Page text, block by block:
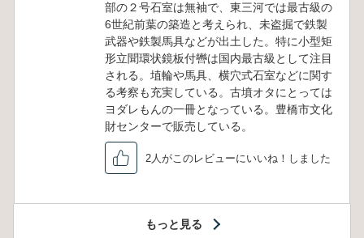
部の２号石室は無袖で、東三河では最古級の
6世紀前葉の築造と考えられ、未盗掘で鉄製
武器や鉄製馬具などが出土した。特に小型矩
形立聞環状鏡板付轡は国内最古級として注目
される。埴輪や馬具、横穴式石室などに関す
る考察も充実している。古墳オタにとっては
ヨダレもんの一冊となっている。豊橋市文化
財センターで販売している。
2人がこのレビューにいいね！しました
もっと見る